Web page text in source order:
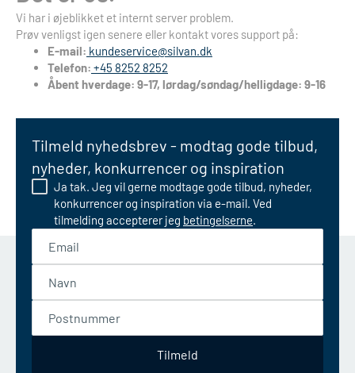
Vi har i øjeblikket et internt server problem.
Prøv venligst igen senere eller kontakt vores support på:
E-mail: kundeservice@silvan.dk
Telefon: +45 8252 8252
Åbent hverdage: 9-17, lørdag/søndag/helligdage: 9-16
Tilmeld nyhedsbrev - modtag gode tilbud,
nyheder, konkurrencer og inspiration
Ja tak. Jeg vil gerne modtage gode tilbud, nyheder,
konkurrencer og inspiration via e-mail. Ved
tilmelding accepterer jeg betingelserne.
Tilmeld